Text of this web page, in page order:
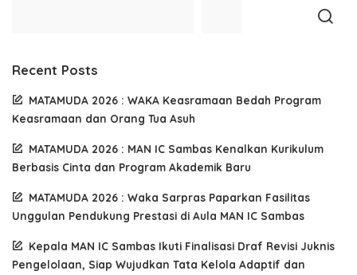
Recent Posts
MATAMUDA 2026 : WAKA Keasramaan Bedah Program
Keasramaan dan Orang Tua Asuh
MATAMUDA 2026 : MAN IC Sambas Kenalkan Kurikulum
Berbasis Cinta dan Program Akademik Baru
MATAMUDA 2026 : Waka Sarpras Paparkan Fasilitas
Unggulan Pendukung Prestasi di Aula MAN IC Sambas
Kepala MAN IC Sambas Ikuti Finalisasi Draf Revisi Juknis
Pengelolaan, Siap Wujudkan Tata Kelola Adaptif dan